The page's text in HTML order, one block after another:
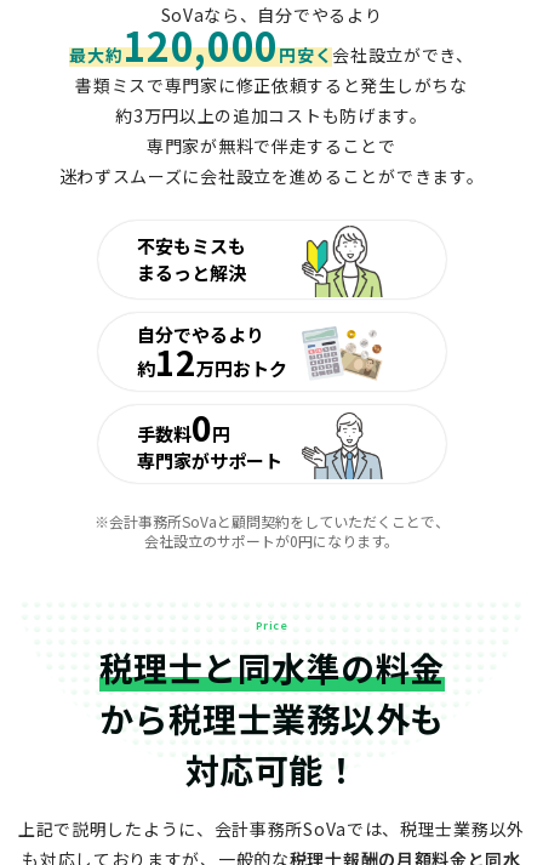
SoVaなら、自分でやるより
最大約120,000円安く会社設立ができ、
書類ミスで専門家に修正依頼すると発生しがちな
約3万円以上の追加コストも防げます。
専門家が無料で伴走することで
迷わずスムーズに会社設立を進めることができます。
不安もミスも
まるっと解決
自分でやるより
約12万円おトク
手数料0円
専門家がサポート
※会計事務所SoVaと顧問契約をしていただくことで、
会社設立のサポートが0円になります。
Price
税理士と同水準の料金
から税理士業務以外も
対応可能！
上記で説明したように、会計事務所SoVaでは、税理士業務以外
も対応しておりますが、 一般的な税理士報酬の月額料金と同水